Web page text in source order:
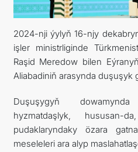
DIM
2024-nji ýylyň 16-njy
işler ministrliginde
Raşid Meredow bilen
Aliabadiniň arasynda duşuşyk
Duşuşygyň
hyzmatdaşlyk,
pudaklaryndaky özara
meseleleri ara alyp